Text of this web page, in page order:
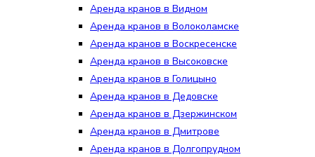
Аренда кранов в Видном
Аренда кранов в Волоколамске
Аренда кранов в Воскресенске
Аренда кранов в Высоковске
Аренда кранов в Голицыно
Аренда кранов в Дедовске
Аренда кранов в Дзержинском
Аренда кранов в Дмитрове
Аренда кранов в Долгопрудном